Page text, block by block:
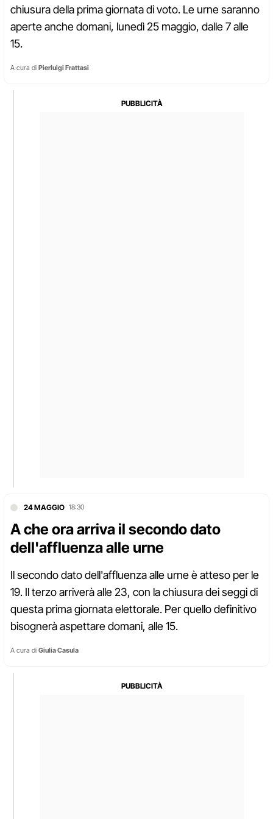
chiusura della prima giornata di voto. Le urne saranno
aperte anche domani, lunedì 25 maggio, dalle 7 alle
15.
A cura di Pierluigi Frattasi
24 MAGGIO 18:30
A che ora arriva il secondo dato
dell'affluenza alle urne
Il secondo dato dell'affluenza alle urne è atteso per le
19. Il terzo arriverà alle 23, con la chiusura dei seggi di
questa prima giornata elettorale. Per quello definitivo
bisognerà aspettare domani, alle 15.
A cura di Giulia Casula